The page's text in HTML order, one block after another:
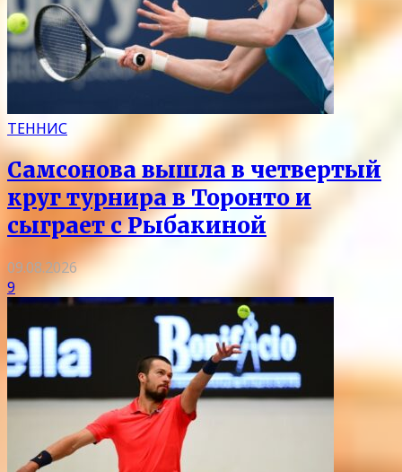
ТЕННИС
Самсонова вышла в четвертый
круг турнира в Торонто и
сыграет с Рыбакиной
09.08.2026
9